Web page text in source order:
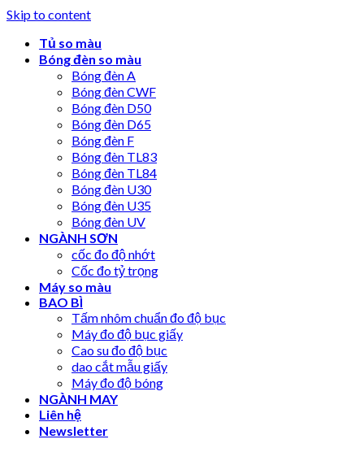
Skip to content
Tủ so màu
Bóng đèn so màu
Bóng đèn A
Bóng đèn CWF
Bóng đèn D50
Bóng đèn D65
Bóng đèn F
Bóng đèn TL83
Bóng đèn TL84
Bóng đèn U30
Bóng đèn U35
Bóng đèn UV
NGÀNH SƠN
cốc đo độ nhớt
Cốc đo tỷ trọng
Máy so màu
BAO BÌ
Tấm nhôm chuẩn đo độ bục
Máy đo độ bục giấy
Cao su đo độ bục
dao cắt mẫu giấy
Máy đo độ bóng
NGÀNH MAY
Liên hệ
Newsletter